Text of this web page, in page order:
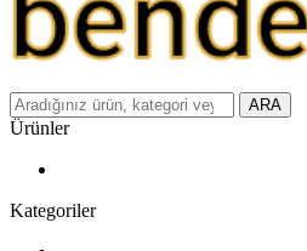
ARA
Ürünler
Kategoriler